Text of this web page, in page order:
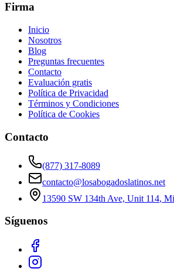
Firma
Inicio
Nosotros
Blog
Preguntas frecuentes
Contacto
Evaluación gratis
Política de Privacidad
Términos y Condiciones
Política de Cookies
Contacto
(877) 317-8089
contacto@losabogadoslatinos.net
13590 SW 134th Ave, Unit 114,
Síguenos